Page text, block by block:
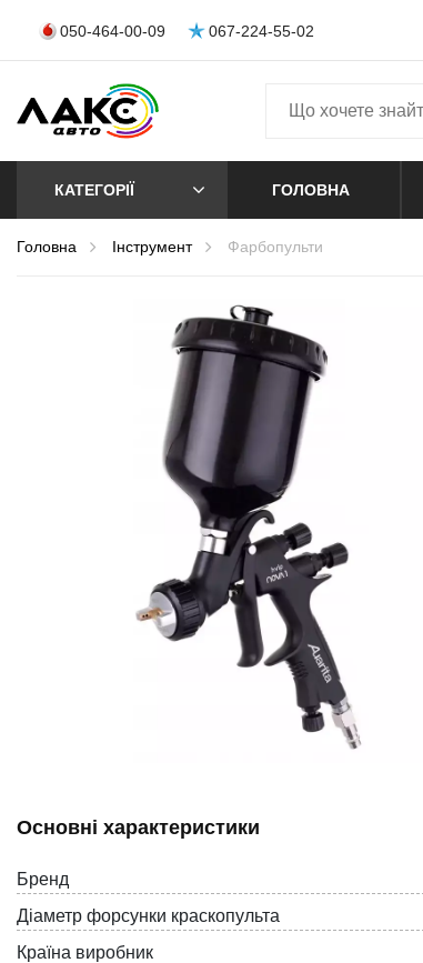
067-224-55-02
050-464-00-09
КАТЕГОРІЇ ГОЛОВНА
Головна Інструмент Фарбопульти
Основні характеристики
Бренд
Діаметр форсунки краскопульта
Країна виробник